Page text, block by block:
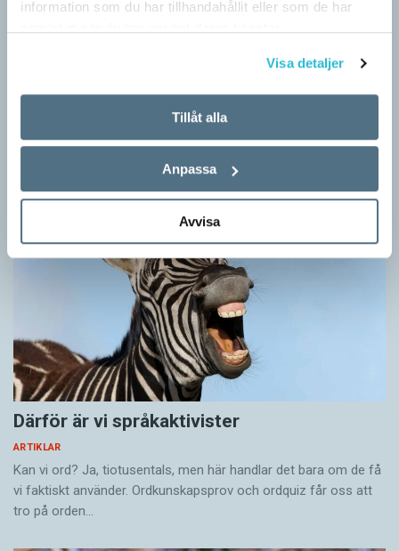
information som du har tillhandahållit eller som de har
Visa detaljer
Tillåt alla
Anpassa
Avvisa
Hundfiskare vill få någon på kroken
Fråga: Jag har hört om catfishing, men nu har jag sett
dogfishing användas om folks profiler på dejtningappar också.
Därför är vi språkaktivister
ARTIKLAR
Kan vi ord? Ja, tiotusentals, men här handlar det bara om de få
vi faktiskt använder. Ordkunskapsprov och ordquiz får oss att
tro på orden…